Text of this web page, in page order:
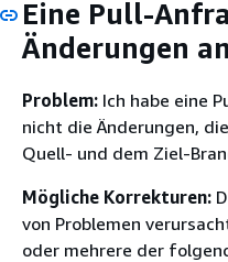
Eine Pull-
Änderungen
Problem: Ich habe eine
nicht die Änderungen,
Quell- und dem Ziel-
Mögliche Korrekturen:
von Problemen
oder mehrere der